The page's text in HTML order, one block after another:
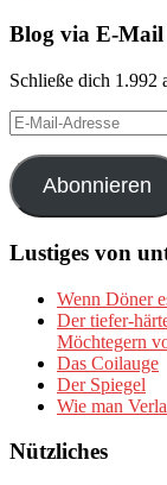
Blog via E-Mail
Schließe dich 1.992
E-
Mail-
Adresse
Abonnieren
Lustiges von
Wenn Döner
Der tiefer-
Möchtegern
Das Coilauge
Der Spiegel
Wie man
Nützliches